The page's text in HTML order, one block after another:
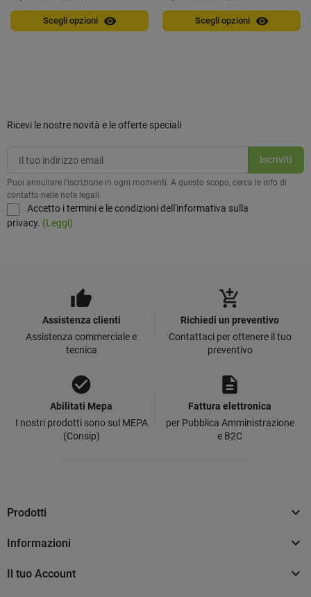
Scegli opzioni visibility Scegli opzioni visibility
Ricevi le nostre novità e le offerte speciali
Puoi annullare l'iscrizione in ogni momenti. A questo scopo, cerca le info di
contatto nelle note legali.
Accetto i termini e le condizioni dell'informativa sulla
privacy. (Leggi)
thumb_up
Assistenza clienti
Assistenza commerciale e
tecnica
add_shopping_cart
Richiedi un preventivo
Contattaci per ottenere il tuo
preventivo
check_circle
Abilitati Mepa
I nostri prodotti sono sul MEPA
(Consip)
description
Fattura elettronica
per Pubblica Amministrazione
e B2C
Prodotti 
Informazioni 
Il tuo Account
